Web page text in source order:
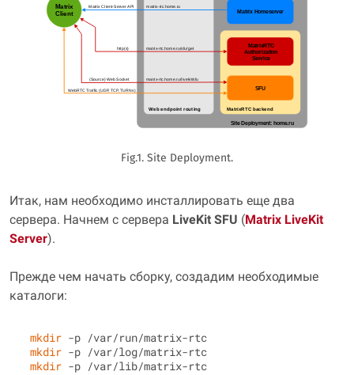
Fig.1. Site Deployment.
Итак, нам необходимо инсталлировать еще два
сервера. Начнем с сервера LiveKit SFU (Matrix LiveKit
Server).
Прежде чем начать сборку, создадим необходимые
каталоги:
mkdir -p /var/run/matrix-rtc
mkdir -p /var/log/matrix-rtc
mkdir
-p /var/lib/matrix-rtc